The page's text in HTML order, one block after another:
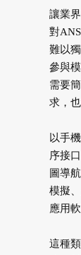
讓業
對
難以
參與
需要
求，
以手
序接
圖導
模擬
應用
這種